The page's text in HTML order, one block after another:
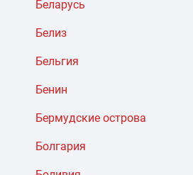
Беларусь
Белиз
Бельгия
Бенин
Бермудские острова
Болгария